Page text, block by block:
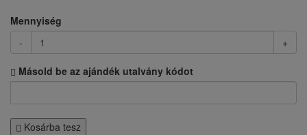
Mennyiség
-
+
Másold be az ajándék utalvány kódot
Kosárba tesz